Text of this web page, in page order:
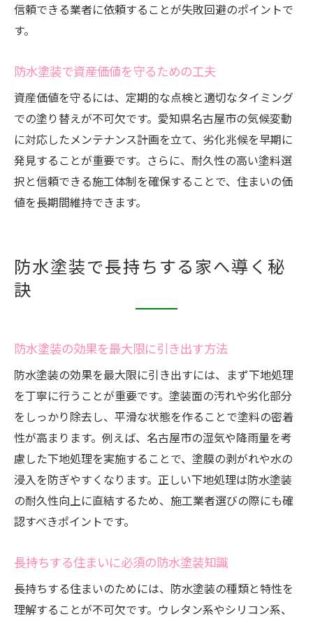
アフターケア重視派におすすめの防水塗装
アフターサポートが手厚い防水塗装の特徴
防水塗装の定期点検が住まいを守る理由
アフターケア付き防水塗装の魅力を解説
防水塗装のメンテナンスサービスを比較
安心の住まいを実現する防水塗装の知識
防水塗装で叶える安心の住まい作り
安心を支える防水塗装の専門的ポイント
信頼できる業者に依頼することが失敗回避のポイントで
す。
防水塗装で資産価値を守るための工夫
資産価値を守るには、定期的な点検と適切なタイミング
での塗り替えが不可欠です。愛知県名古屋市の気候変動
に対応したメンテナンス計画を立て、劣化兆候を早期に
発見することが重要です。さらに、耐久性の高い塗料選
択と信頼できる施工体制を確保することで、住まいの価
値を長期間維持できます。
防水塗装で長持ちする家へ導く秘
訣
防水塗装の効果を最大限に引き出す方法
防水塗装の効果を最大限に引き出すには、まず下地処理
を丁寧に行うことが重要です。塗装面の汚れや劣化部分
をしっかり除去し、平滑な状態を作ることで塗料の密着
性が高まります。例えば、名古屋市の湿気や降雨量を考
慮した下地処理を実施することで、塗膜の剥がれや水の
浸入を防ぎやすくなります。正しい下地処理は防水塗装
の耐久性向上に直結するため、施工業者選びの際にも確
認すべきポイントです。
長持ちする住まいに必須の防水塗装知識
長持ちする住まいのためには、防水塗装の種類と特性を
理解することが不可欠です。ウレタン系やシリコン系、